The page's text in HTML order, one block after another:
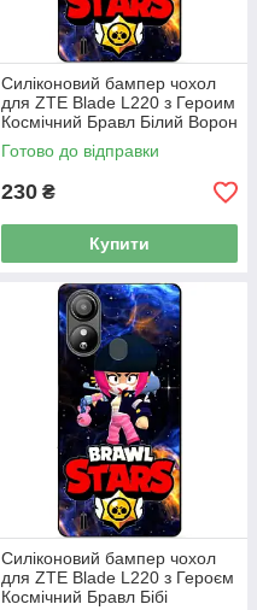
Силіконовий бампер чохол
для ZTE Blade L220 з Героим
Космічний Бравл Білий Ворон
Готово до відправки
230 ₴
Купити
Силіконовий бампер чохол
для ZTE Blade L220 з Героєм
Космічний Бравл Бібі